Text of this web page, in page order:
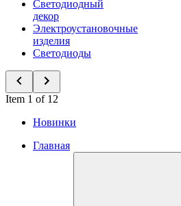
Светодиодный
декор
Электроустановочные
изделия
Светодиоды
Item 1 of 12
Новинки
Главная